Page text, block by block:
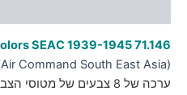
SEAC 1939-1945 71.146
(Air Command South East Asia)
ערכה של 8 צבעים של